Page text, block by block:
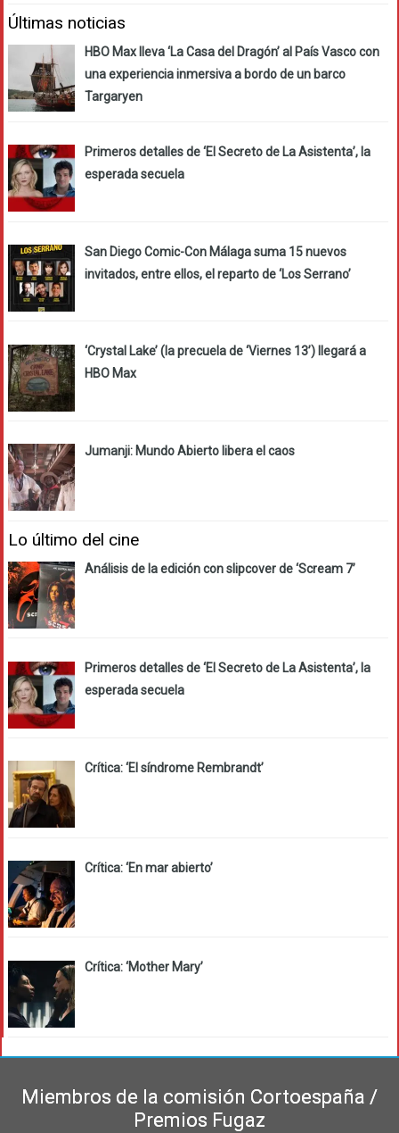
Últimas noticias
HBO Max lleva ‘La Casa del Dragón’ al País Vasco con
una experiencia inmersiva a bordo de un barco
Targaryen
Primeros detalles de ‘El Secreto de La Asistenta’, la
esperada secuela
San Diego Comic-Con Málaga suma 15 nuevos
invitados, entre ellos, el reparto de ‘Los Serrano’
‘Crystal Lake’ (la precuela de ‘Viernes 13’) llegará a
HBO Max
Jumanji: Mundo Abierto libera el caos
Lo último del cine
Análisis de la edición con slipcover de ‘Scream 7’
Primeros detalles de ‘El Secreto de La Asistenta’, la
esperada secuela
Crítica: ‘El síndrome Rembrandt’
Crítica: ‘En mar abierto’
Crítica: ‘Mother Mary’
Miembros de la comisión Cortoespaña /
Premios Fugaz